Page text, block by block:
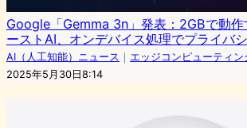
Google「Gemma 3n」発表：2GBで動作
ーストAI、オンデバイス処理でプライバ
AI（人工知能）ニュース ｜ エッジコンピューティン
2025年5月30日8:14